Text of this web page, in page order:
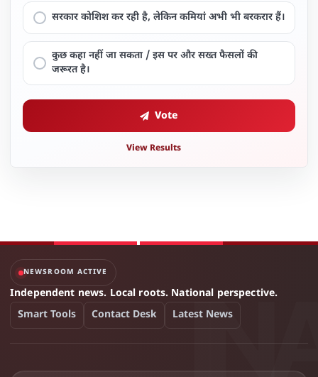
सरकार कोशिश कर रही है, लेकिन कमियां अभी भी बरकरार हैं।
कुछ कहा नहीं जा सकता / इस पर और सख्त फैसलों की
जरूरत है।
Vote
View Results
NEWSROOM ACTIVE
Independent news. Local roots. National perspective.
Smart Tools
Contact Desk Latest News